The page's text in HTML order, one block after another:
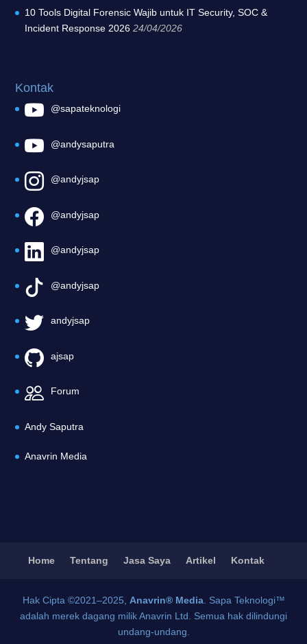
10 Tools Digital Forensic Wajib untuk IT Security, SOC &
Incident Response 2026 24/04/2026
Kontak
@sapateknologi
@andysaputra
@andyjsap
@andyjsap
@andyjsap
@andyjsap
andyjsap
ajsap
Forum
Andy Saputra
Anavrin Media
Home Tentang Jasa Saya Artikel Kontak
Hak Cipta ©2021–2025, Anavrin® Media. Sapa Teknologi™
adalah merek dagang milik Anavrin Ltd. Semua hak dilindungi
undang-undang.